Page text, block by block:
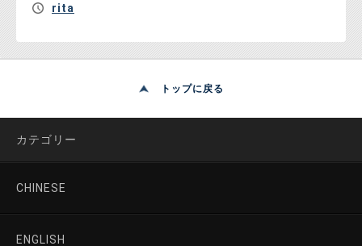
rita
トップに戻る
カテゴリー
CHINESE
ENGLISH